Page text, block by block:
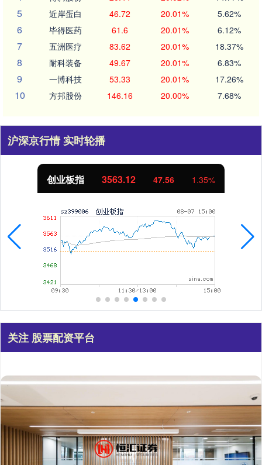
5 近岸蛋白 46.72 20.01% 5.62%
6 毕得医药 61.6 20.01% 6.12%
7 五洲医疗 83.62 20.01% 18.37%
8 耐科装备 49.67 20.01% 6.83%
9 一博科技 53.33 20.01% 17.26%
10 方邦股份 146.16 20.00% 7.68%
沪深京行情 实时轮播
创业板指 3563.12 47.56 1.35%
关注 股票配资平台